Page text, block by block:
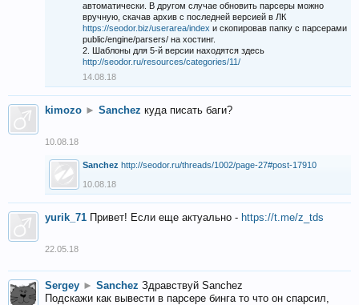
автоматически. В другом случае обновить парсеры можно
вручную, скачав архив с последней версией в ЛК
https://seodor.biz/userarea/index и скопировав папку с парсерами
public/engine/parsers/ на хостинг.
2. Шаблоны для 5-й версии находятся здесь
http://seodor.ru/resources/categories/11/
14.08.18
kimozo ► Sanchez куда писать баги?
10.08.18
Sanchez http://seodor.ru/threads/1002/page-27#post-17910
10.08.18
yurik_71 Привет! Если еще актуально - https://t.me/z_tds
22.05.18
Sergey ► Sanchez Здравствуй Sanchez
Подскажи как вывести в парсере бинга то что он спарсил,